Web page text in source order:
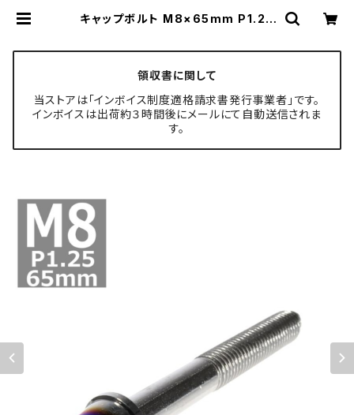
キャップボルト M8×65mm P1.25
-MASTER ボルト専門店
領収書に関して
当ストアは「インボイス制度適格請求書発行事業者」です。
インボイスは出荷約３時間後にメールにて自動送信されま
す。